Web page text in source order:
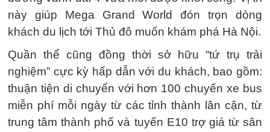
này giúp Mega Grand World đón trọn dòng
khách du lịch tới Thủ đô muốn khám phá Hà Nội.
Quần thể cũng đồng thời sở hữu “tứ trụ trải
nghiệm” cực kỳ hấp dẫn với du khách, bao gồm:
thuận tiện di chuyển với hơn 100 chuyến xe bus
miễn phí mỗi ngày từ các tỉnh thành lân cận, từ
trung tâm thành phố và tuyến E10 trợ giá từ sân